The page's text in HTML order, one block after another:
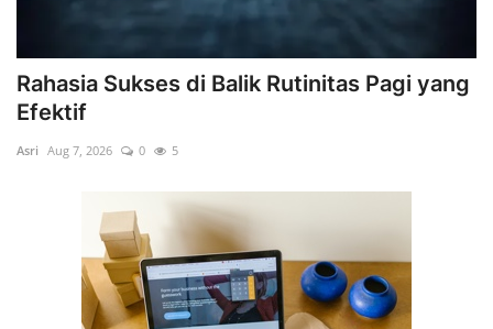
Rahasia Sukses di Balik Rutinitas Pagi yang
Efektif
Asri Aug 7, 2026 0 5